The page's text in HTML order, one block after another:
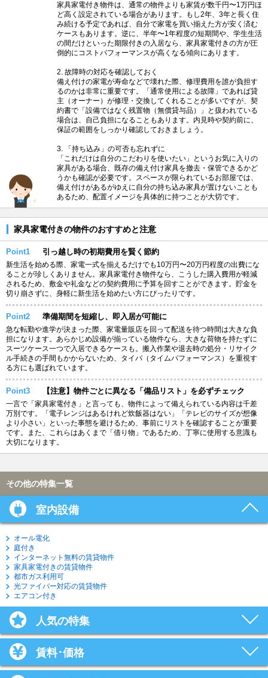
家具家電付き物件は、通常の物件よりも家賃が数千円〜1万円ほ
ど高く設定されている場合があります。もし2年、3年と長く住
み続ける予定であれば、自分で家電を買い揃えた方が安く済む
ケースもあります。逆に、半年〜1年程度の短期間や、学生生活
の間だけといった期限付きの入居なら、家具家電付きの方が圧
倒的にコストパフォーマンスが高くなる傾向にあります。
2. 故障時の対応を確認しておく
備え付けの家電が寿命などで壊れた際、修理費用を誰が負担す
るのかは非常に重要です。「通常使用による故障」であれば貸
主（オーナー）が修理・交換してくれることが多いですが、契
約書で「設備ではなく残置物（無償貸与品）」と扱われている
場合は、自己負担になることもあります。内見時や契約前に、
保証の範囲をしっかり確認しておきましょう。
3. 「持ち込み」の可否も忘れずに
「これだけは自分のこだわりを使いたい」というお気に入りの
家具がある場合、既存の備え付け家具を撤去・保管できるかど
うかも確認が必要です。スペースが限られているお部屋では、
備え付けがあるがゆえに自分の持ち込み家具が置けないことも
あるため、配置イメージを具体的に持つことが大切です。
家具家電付きの物件のおすすめと注意
Point1 引っ越し時の初期費用を賢く節約
新生活を始める際、家電一式を揃えるだけでも10万円〜20万円程度の出費にな
ることが珍しくありません。家具家電付き物件なら、こうした購入費用が軽減
されるため、敷金や礼金などの契約費用に予算を回すことができます。貯金を
切り崩さずに、身軽に新生活を始めたい方にぴったりです。
Point2 準備期間を短縮し、即入居が可能に
急な転勤や進学が決まった際、家電量販店を回って配送を待つ時間は大きな負
担になります。あらかじめ設備が揃っている物件なら、大きな荷物を持たずに
スーツケース一つで入居できるケースも。搬入作業や退去時の処分・リサイク
ル手続きの手間もかからないため、タイパ（タイムパフォーマンス）を重視す
る方にも選ばれています。
Point3 【注意】物件ごとに異なる「備品リスト」を必ずチェック
一言で「家具家電付き」と言っても、物件によって備えられている内容は千差
万別です。「電子レンジはあるけれど炊飯器はない」「テレビのサイズが想像
より小さい」といった事態を避けるため、事前にリストを確認することが重要
です。また、これらはあくまで「借り物」であるため、丁寧に使用する意識も
大切になります。
その他の特集一覧
室内設備
オール電化
庭付き
インターネット無料の賃貸物件
家具家電付きの賃貸物件
都市ガス利用可
光ファイバー対応の賃貸物件
エアコン付き
人気の特集
賃料･価格